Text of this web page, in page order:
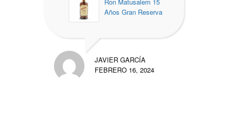
Años Gran Reserva
JAVIER GARCÍA
FEBRERO 16, 2024